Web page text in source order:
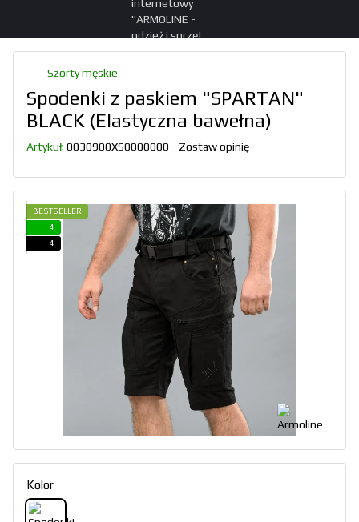
Szorty męskie
Spodenki z paskiem "SPARTAN"
BLACK (Elastyczna bawełna)
Artykuł: 0030900XS0000000 Zostaw opinię
BESTSELLER
4
4
Kolor